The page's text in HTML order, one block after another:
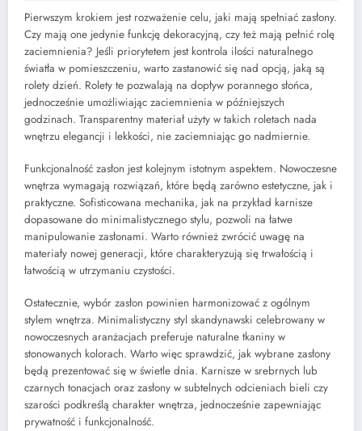
Pierwszym krokiem jest rozważenie celu, jaki mają spełniać zasłony.
Czy mają one jedynie funkcję dekoracyjną, czy też mają pełnić rolę
zaciemnienia? Jeśli priorytetem jest kontrola ilości naturalnego
światła w pomieszczeniu, warto zastanowić się nad opcją, jaką są
rolety dzień. Rolety te pozwalają na dopływ porannego słońca,
jednocześnie umożliwiając zaciemnienia w późniejszych
godzinach. Transparentny materiał użyty w takich roletach nada
wnętrzu elegancji i lekkości, nie zaciemniając go nadmiernie.
Funkcjonalność zasłon jest kolejnym istotnym aspektem. Nowoczesne
wnętrza wymagają rozwiązań, które będą zarówno estetyczne, jak i
praktyczne. Sofisticowana mechanika, jak na przykład karnisze
dopasowane do minimalistycznego stylu, pozwoli na łatwe
manipulowanie zasłonami. Warto również zwrócić uwagę na
materiały nowej generacji, które charakteryzują się trwałością i
łatwością w utrzymaniu czystości.
Ostatecznie, wybór zasłon powinien harmonizować z ogólnym
stylem wnętrza. Minimalistyczny styl skandynawski celebrowany w
nowoczesnych aranżacjach preferuje naturalne tkaniny w
stonowanych kolorach. Warto więc sprawdzić, jak wybrane zasłony
będą prezentować się w świetle dnia. Karnisze w srebrnych lub
czarnych tonacjach oraz zasłony w subtelnych odcieniach bieli czy
szarości podkreślą charakter wnętrza, jednocześnie zapewniając
prywatność i funkcjonalność.